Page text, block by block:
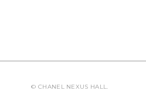
© CHANEL NEXUS HALL.